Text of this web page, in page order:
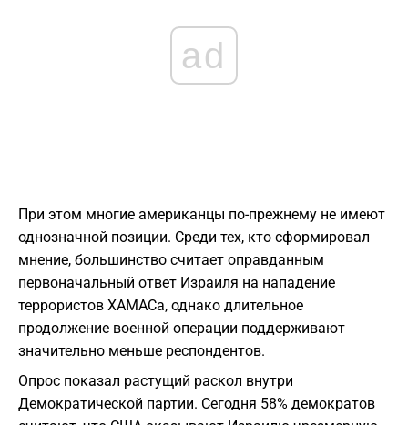
ad
При этом многие американцы по-прежнему не имеют
однозначной позиции. Среди тех, кто сформировал
мнение, большинство считает оправданным
первоначальный ответ Израиля на нападение
террористов ХАМАСа, однако длительное
продолжение военной операции поддерживают
значительно меньше респондентов.
Опрос показал растущий раскол внутри
Демократической партии. Сегодня 58% демократов